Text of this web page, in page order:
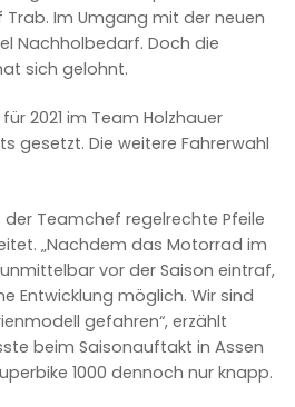
Im Umgang mit der neuen
Nachholbedarf. Doch die
sich gelohnt.
2021 im Team Holzhauer
gesetzt. Die weitere Fahrerwahl
Teamchef regelrechte Pfeile
„Nachdem das Motorrad im
vor der Saison eintraf,
Entwicklung möglich. Wir sind
gefahren“, erzählt
beim Saisonauftakt in Assen
1000 dennoch nur knapp.